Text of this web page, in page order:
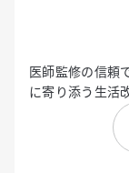
医師監修の信頼
に寄り添う生活